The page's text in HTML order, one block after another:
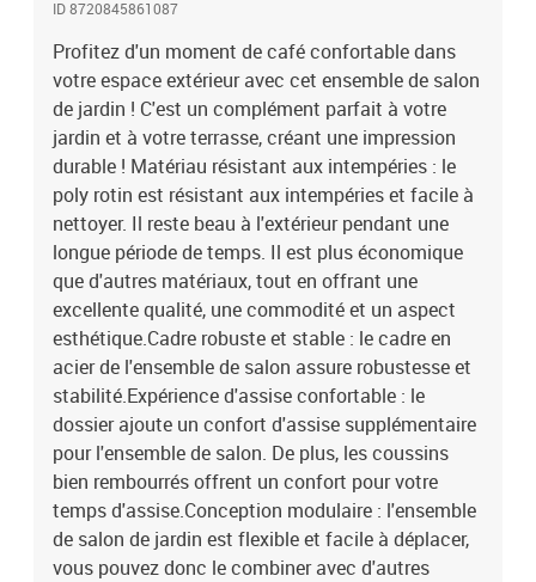
d'autres segments modulaires de la boutique en ligne pour créer
vos propres configurations personnelles de salon de jardin !
Remarque :Pour que vos meubles d'extérieur restent beaux, nous
vous recommandons de les protéger avec une housse
imperméable.Couleur : grisCouleur du coussin : gris
foncéMatériau : résine tressée, acier enduit de poudreCanapé
central :Dimensions : 55 x 65 x 75 cm (l x P x H)Largeur du siège :
55 cmProfondeur du siège : 55 cmHauteur du siège à partir du sol :
32 cmMotif de tissage en grilleCapacité de charge maximale : 110
kgCanapé d'angle :Dimensions : 65 x 65 x 75 cm (l x P x H)Largeur
du siège : 55 cmProfondeur du siège : 55 cmHauteur du siège à
partir du sol : 32 cmMotif de tissage en grilleCapacité de charge
maximale : 110 kgCoussin :Matériau : tissu (100 %
polyester)Matériau de remplissage du coussin de siège :
mousseMatériau de remplissage du coussin de dossier : fibre de
cotonDimensions du coussin de siège : 55 x 55 x 3 cm (l x P x
é)Dimensions du coussin de dossier : 48 x 39 x 10 cm (l x P x é) /
56 x 39 x 10 cm (l x P x é)L'assemblage est requisLa livraison
contient :4 x canapé central5 x canapé d'angle9 x coussin de
siège14 x coussin de dossier
ID 8720845861087
Profitez d'un moment de café confortable dans
votre espace extérieur avec cet ensemble de salon
de jardin ! C'est un complément parfait à votre
jardin et à votre terrasse, créant une impression
durable ! Matériau résistant aux intempéries : le
poly rotin est résistant aux intempéries et facile à
nettoyer. Il reste beau à l'extérieur pendant une
longue période de temps. Il est plus économique
que d'autres matériaux, tout en offrant une
excellente qualité, une commodité et un aspect
esthétique.Cadre robuste et stable : le cadre en
acier de l'ensemble de salon assure robustesse et
stabilité.Expérience d'assise confortable : le
dossier ajoute un confort d'assise supplémentaire
pour l'ensemble de salon. De plus, les coussins
bien rembourrés offrent un confort pour votre
temps d'assise.Conception modulaire : l'ensemble
de salon de jardin est flexible et facile à déplacer,
vous pouvez donc le combiner avec d'autres